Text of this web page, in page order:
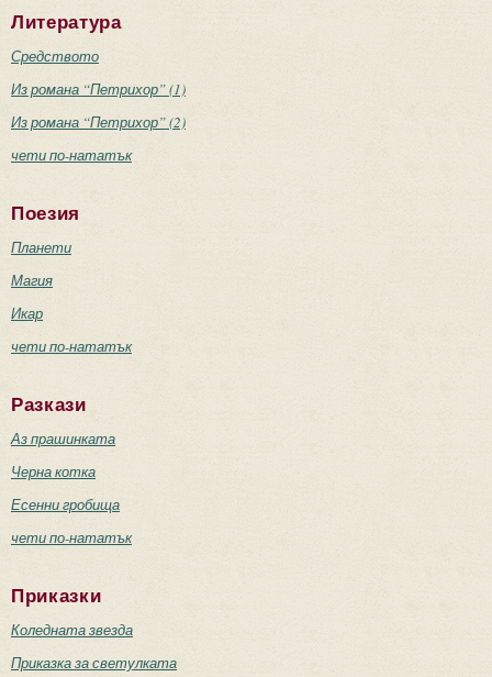
Литература
Средството
Из романа “Петрихор” (1)
Из романа “Петрихор” (2)
чети по-нататък
Поезия
Планети
Магия
Икар
чети по-нататък
Разкази
Аз прашинката
Черна котка
Есенни гробища
чети по-нататък
Приказки
Коледната звезда
Приказка за светулката